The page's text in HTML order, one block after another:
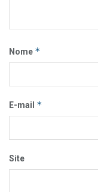
Nome *
E-mail *
Site